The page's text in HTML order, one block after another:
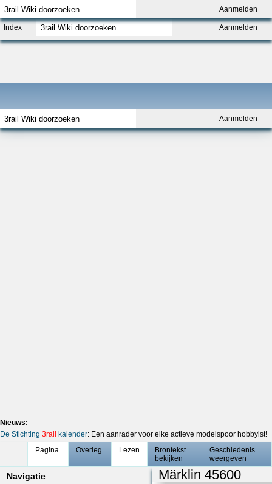
Aanmelden
Aanmelden
Index Aanmelden
Nieuws:
De Stichting 3rail kalender: Een aanrader voor elke actieve modelspoor hobbyist!
Pagina
Overleg Lezen
Brontekst
bekijken
Geschiedenis
weergeven
Navigatie Märklin 45600